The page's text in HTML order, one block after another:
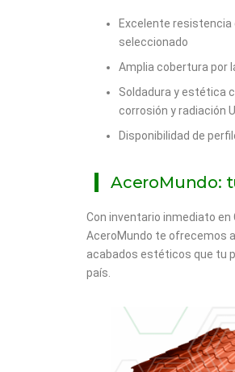
Excelente resistencia
seleccionado
Amplia cobertura por
Soldadura y estética
corrosión y radiación
Disponibilidad de
AceroMundo:
Con inventario inmediato
AceroMundo te ofrecemos
acabados estéticos que tu
país.